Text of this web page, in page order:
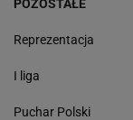
POZOSTAŁE
Reprezentacja
I liga
Puchar Polski